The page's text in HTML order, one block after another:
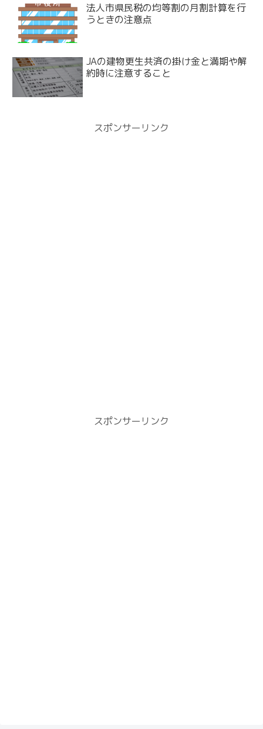
法人市県民税の均等割の月割計算を行
うときの注意点
JAの建物更生共済の掛け金と満期や解
約時に注意すること
スポンサーリンク
スポンサーリンク